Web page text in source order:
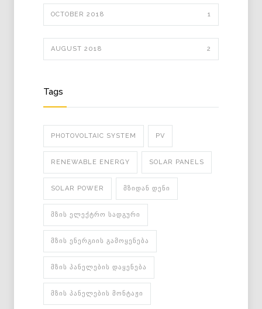
OCTOBER 2018 1
AUGUST 2018 2
Tags
PHOTOVOLTAIC SYSTEM PV
RENEWABLE ENERGY SOLAR PANELS
SOLAR POWER ᲛᲖᲘᲓᲐᲜ ᲓᲔᲜᲘ
ᲛᲖᲘᲡ ᲔᲚᲔᲥᲢᲠᲝ ᲡᲐᲓᲒᲣᲠᲘ
ᲛᲖᲘᲡ ᲔᲜᲔᲠᲒᲘᲘᲡ ᲒᲐᲛᲝᲧᲔᲜᲔᲑᲐ
ᲛᲖᲘᲡ ᲞᲐᲜᲔᲚᲔᲑᲘᲡ ᲓᲐᲧᲔᲜᲔᲑᲐ
ᲛᲖᲘᲡ ᲞᲐᲜᲔᲚᲔᲑᲘᲡ ᲛᲝᲜᲢᲐᲟᲘ